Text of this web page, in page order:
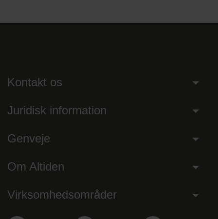
Kontakt os
Juridisk information
Genveje
Om Altiden
Virksomhedsområder